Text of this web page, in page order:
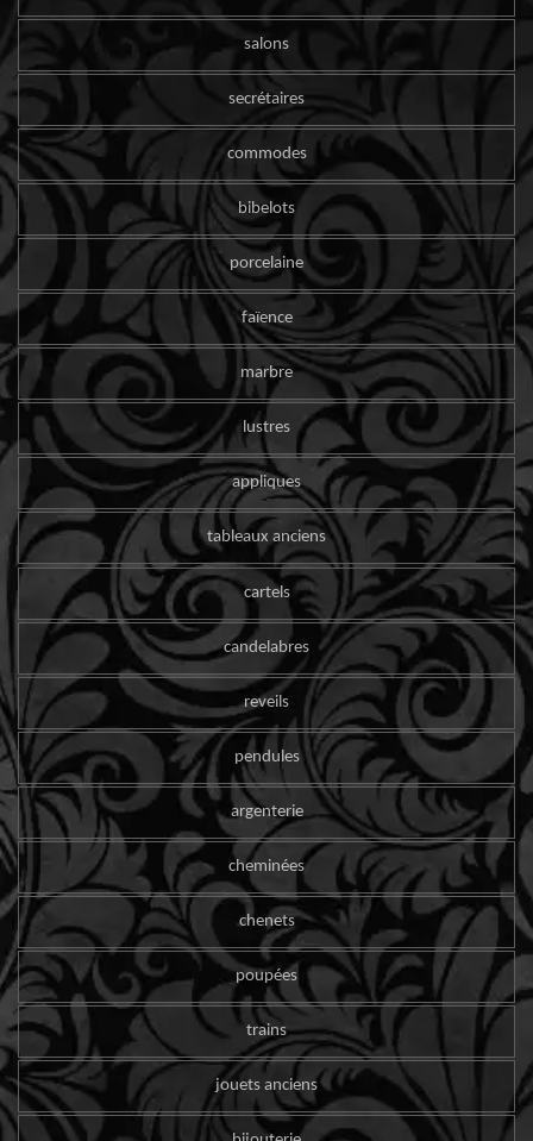
salons
secrétaires
commodes
bibelots
porcelaine
faïence
marbre
lustres
appliques
tableaux anciens
cartels
candelabres
reveils
pendules
argenterie
cheminées
chenets
poupées
trains
jouets anciens